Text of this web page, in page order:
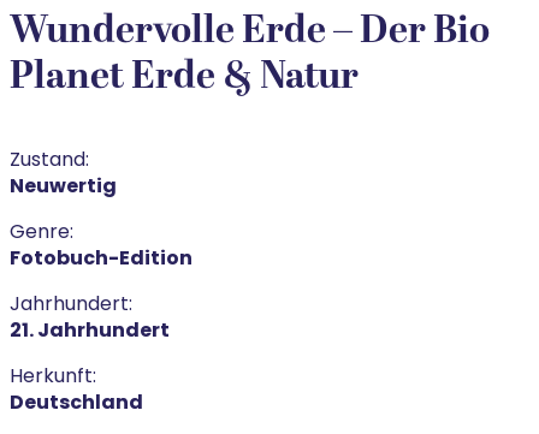
Wundervolle Erde – Der Bio
Planet Erde & Natur
Zustand:
Neuwertig
Genre:
Fotobuch-Edition
Jahrhundert:
21. Jahrhundert
Herkunft:
Deutschland